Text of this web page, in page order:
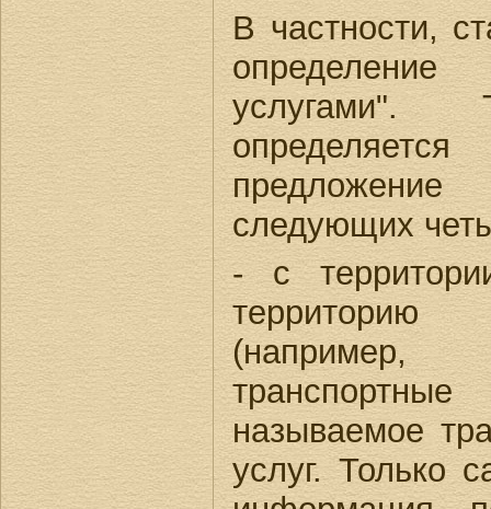
В частности,
услугами".
предложение
следующих
- с
называемое
услуг. Только